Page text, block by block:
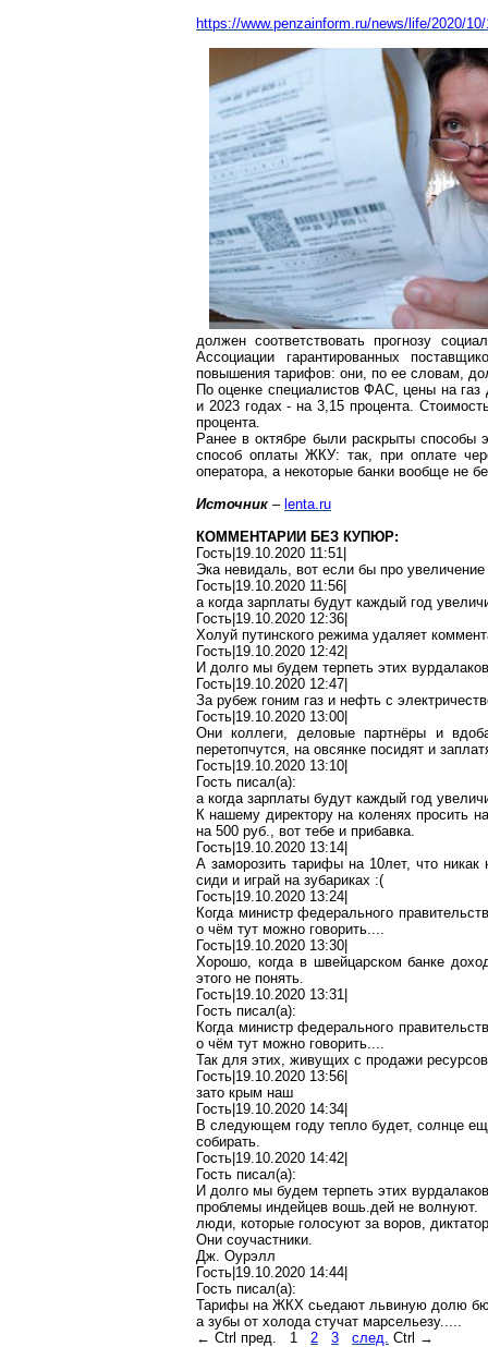
https://www.penzainform.ru/news/life/2020/
должен соответствовать прогнозу
Ассоциации гарантированных
повышения тарифов: они, по ее словам,
По оценке специалистов ФАС, цены на газ
и 2023 годах - на 3,15 процента.
процента.
Ранее в октябре были раскрыты способы
способ оплаты ЖКУ: так, при оплате
оператора, а некоторые банки вообще не
Источник – lenta.ru
КОММЕНТАРИИ БЕЗ КУПЮР:
Гость|19.10.2020 11:51|
Эка невидаль, вот если бы про
Гость|19.10.2020 11:56|
а когда зарплаты будут каждый год
Гость|19.10.2020 12:36|
Холуй путинского режима удаляет
Гость|19.10.2020 12:42|
И долго мы будем терпеть этих
Гость|19.10.2020 12:47|
За рубеж гоним газ и нефть с
Гость|19.10.2020 13:00|
Они коллеги, деловые партнёры и
перетопчутся, на овсянке посидят и
Гость|19.10.2020 13:10|
Гость писал(a):
а когда зарплаты будут каждый год
К нашему директору на коленях просить
на 500 руб., вот тебе и прибавка.
Гость|19.10.2020 13:14|
А заморозить тарифы на 10лет, что
сиди и играй на зубариках :(
Гость|19.10.2020 13:24|
Когда министр федерального
о чём тут можно говорить....
Гость|19.10.2020 13:30|
Хорошо, когда в швейцарском банке
этого не понять.
Гость|19.10.2020 13:31|
Гость писал(a):
Когда министр федерального
о чём тут можно говорить....
Так для этих, живущих с продажи
Гость|19.10.2020 13:56|
зато крым наш
Гость|19.10.2020 14:34|
В следующем году тепло будет, солнце
собирать.
Гость|19.10.2020 14:42|
Гость писал(a):
И долго мы будем терпеть этих
проблемы индейцев вошь.дей не волнуют.
люди, которые голосуют за воров,
Они соучастники.
Дж. Оурэлл
Гость|19.10.2020 14:44|
Гость писал(a):
Тарифы на ЖКХ сьедают львиную долю
а зубы от холода стучат марсельезу.....
← Ctrl пред. 1 2 3 след. Ctrl →